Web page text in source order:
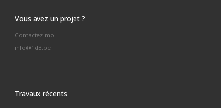
Vous avez un projet ?
Contactez-moi
info@1d3.be
Travaux récents